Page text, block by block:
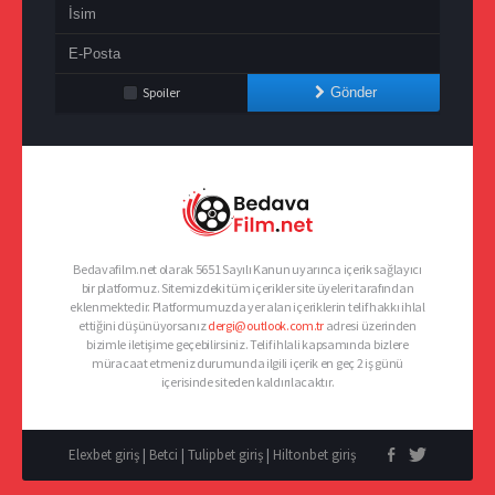
Spoiler Gönder
Bedavafilm.net olarak 5651 Sayılı Kanun uyarınca içerik sağlayıcı
bir platformuz. Sitemizdeki tüm içerikler site üyeleri tarafından
eklenmektedir. Platformumuzda yer alan içeriklerin telif hakkı ihlal
ettiğini düşünüyorsanızdergi@outlook.com.tr adresi üzerinden
bizimle iletişime geçebilirsiniz. Telif ihlali kapsamında bizlere
müracaat etmeniz durumunda ilgili içerik en geç 2 iş günü
içerisinde siteden kaldırılacaktır.
Elexbet giriş | Betci | Tulipbet giriş | Hiltonbet giriş